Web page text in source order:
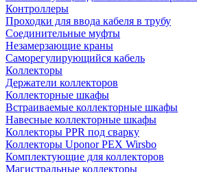
Контроллеры
Проходки для ввода кабеля в трубу
Соединительные муфты
Незамерзающие краны
Саморегулирующийся кабель
Коллекторы
Держатели коллекторов
Коллекторные шкафы
Встраиваемые коллекторные шкафы
Навесные коллекторные шкафы
Коллекторы PPR под сварку
Коллекторы Uponor PEX Wirsbo
Комплектующие для коллекторов
Магистральные коллекторы